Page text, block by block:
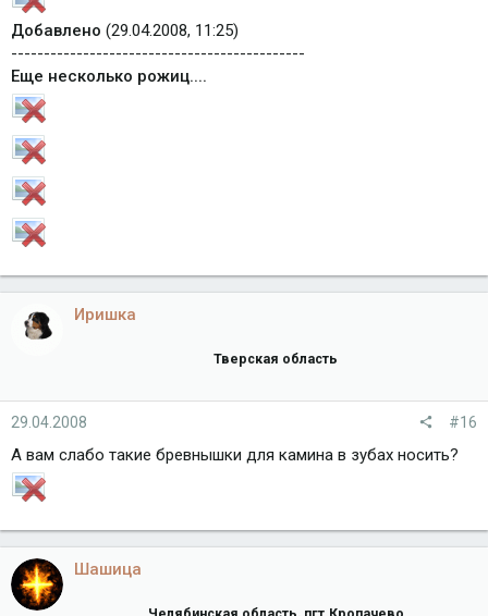
Добавлено (29.04.2008, 11:25)
---------------------------------------------
Еще несколько рожиц....
Иришка
Тверская область
29.04.2008 #16
А вам слабо такие бревнышки для камина в зубах носить?
Шашица